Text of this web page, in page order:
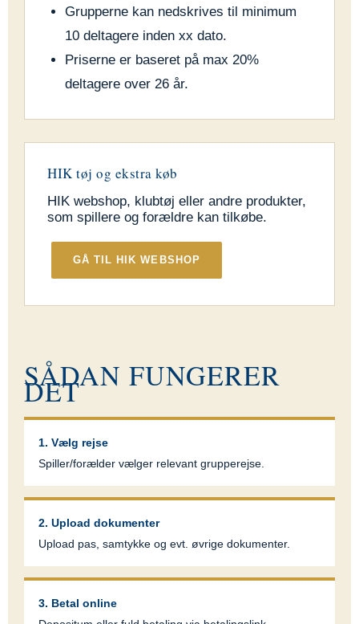
Grupperne kan nedskrives til minimum
10 deltagere inden xx dato.
Priserne er baseret på max 20%
deltagere over 26 år.
HIK tøj og ekstra køb
HIK webshop, klubtøj eller andre produkter,
som spillere og forældre kan tilkøbe.
GÅ TIL HIK WEBSHOP
SÅDAN FUNGERER
DET
1. Vælg rejse
Spiller/forælder vælger relevant grupperejse.
2. Upload dokumenter
Upload pas, samtykke og evt. øvrige dokumenter.
3. Betal online